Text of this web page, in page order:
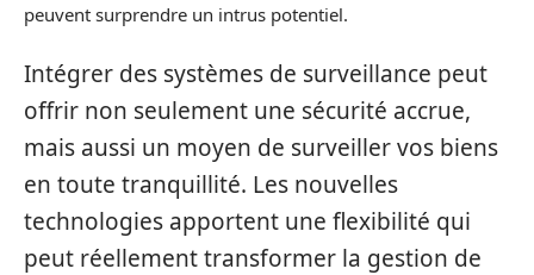
peuvent surprendre un intrus potentiel.
Intégrer des systèmes de surveillance peut
offrir non seulement une sécurité accrue,
mais aussi un moyen de surveiller vos biens
en toute tranquillité. Les nouvelles
technologies apportent une flexibilité qui
peut réellement transformer la gestion de